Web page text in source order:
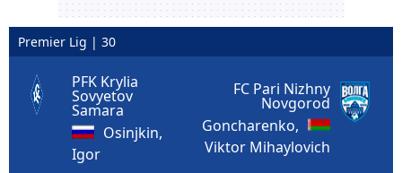
Premier Lig | 30
PFK Krylia
Sovyetov
Samara
Osinjkin,
Igor
FC Pari Nizhny
Novgorod
Goncharenko,
Viktor Mihaylovich